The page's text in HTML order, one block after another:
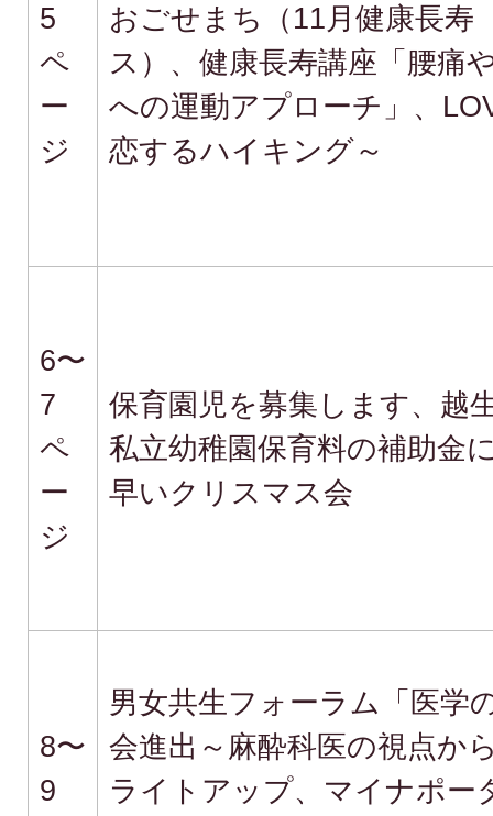
5
ペ
ー
ジ
おごせまち（11月健康長寿
ス）、健康長寿講座「腰痛
への運動アプローチ」、
恋するハイキング～
6〜
7
ペ
ー
ジ
保育園児を募集します、越
私立幼稚園保育料の補助金
早いクリスマス会
8〜
9
男女共生フォーラム「医学
会進出～麻酔科医の視点か
ライトアップ、マイナポー